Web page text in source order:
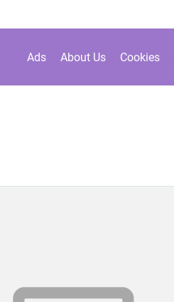
Ads About Us Cookies